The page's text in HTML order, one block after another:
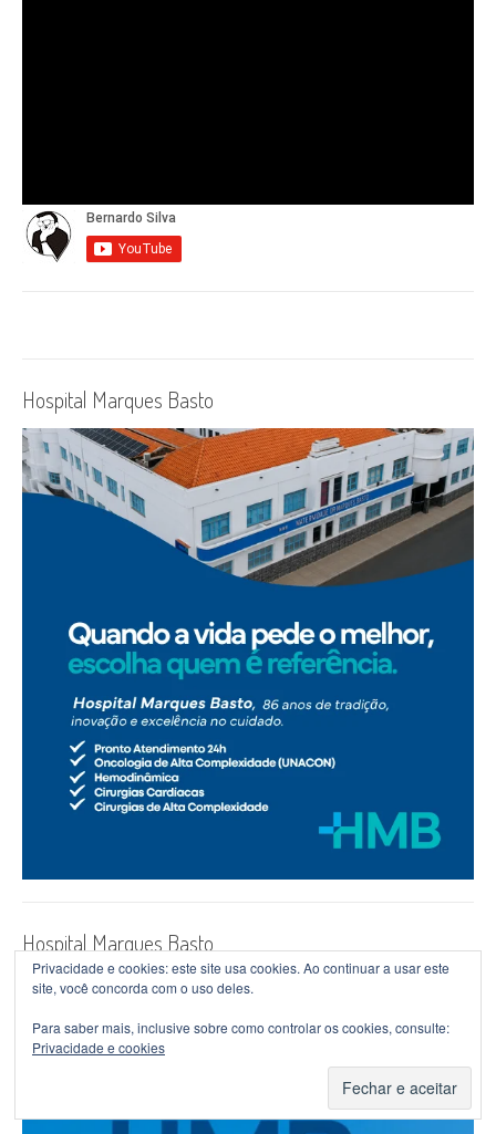
Hospital Marques Basto
Hospital Marques Basto
Privacidade e cookies: este site usa cookies. Ao continuar a usar este
site, você concorda com o uso deles.
Para saber mais, inclusive sobre como controlar os cookies, consulte:
Privacidade e cookies